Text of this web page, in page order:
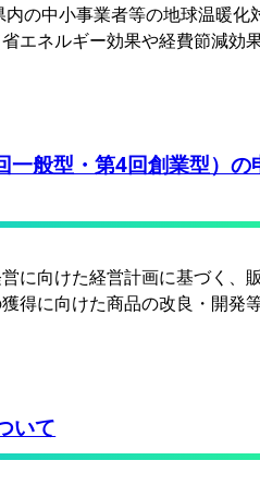
の中小事業者等の地球温暖化
エネルギー効果や経費節減効
一般型・第4回創業型）の
に向けた経営計画に基づく、
得に向けた商品の改良・開発
いて